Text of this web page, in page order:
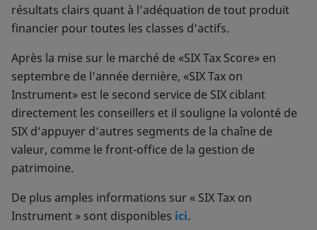
résultats clairs quant à l’adéquation de tout produit
financier pour toutes les classes d’actifs.
Après la mise sur le marché de «SIX Tax Score» en
septembre de l’année dernière, «SIX Tax on
Instrument» est le second service de SIX ciblant
directement les conseillers et il souligne la volonté de
SIX d’appuyer d’autres segments de la chaîne de
valeur, comme le front-office de la gestion de
patrimoine.
De plus amples informations sur « SIX Tax on
Instrument » sont disponibles ici.